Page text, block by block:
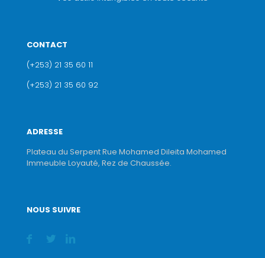
CONTACT
(+253) 21 35 60 11
(+253) 21 35 60 92
ADRESSE
Plateau du Serpent Rue Mohamed Dileita Mohamed
Immeuble Loyauté, Rez de Chaussée.
NOUS SUIVRE